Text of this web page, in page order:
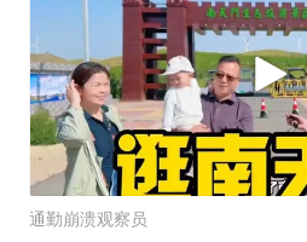
通勤崩溃观察员